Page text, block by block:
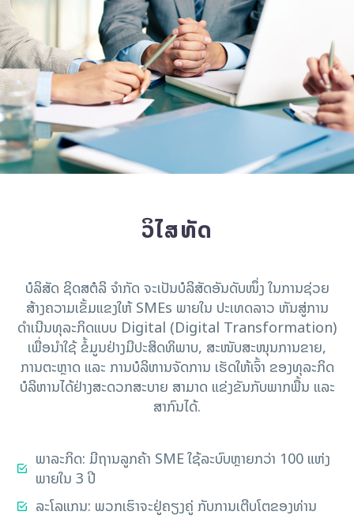
ວິໄສທັດ
ບໍລິສັດ ຊິດສຕໍລິ ຈຳກັດ ຈະເປັນບໍລິສັດອັນດັບໜຶ່ງ ໃນການຊ່ວຍ
ສ້າງຄວາມເຂັ້ມແຂງໃຫ້ SMEs ພາຍໃນ ປະເທດລາວ ຫັນສູ່ການ
ດຳເນີນທຸລະກິດແບບ Digital (Digital Transformation)
ເພື່ອນໍາໃຊ້ ຂໍ້ມູນຢ່າງມີປະສິດທິພາບ, ສະໜັບສະໜຸນການຂາຍ,
ການຕະຫຼາດ ແລະ ການບໍລິຫານຈັດການ ເຮັດໃຫ້ເຈົ້າ ຂອງທຸລະກິດ
ບໍລິຫານໄດ້ຢ່າງສະດວກສະບາຍ ສາມາດ ແຂ່ງຂັນກັບພາກພື້ນ ແລະ
ສາກົນໄດ້.
ພາລະກິດ: ມີຖານລູກຄ້າ SME ໃຊ້ລະບົບຫຼາຍກວ່າ 100 ແຫ່ງ
ພາຍໃນ 3 ປີ
ລະໂລແກນ: ພວກເຮົາຈະຢູ່ຄຽງຄູ່ ກັບການເຕີບໂຕຂອງທ່ານ